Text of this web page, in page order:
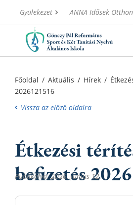
Gyülekezet ANNA Idősek
Aktuális
Iskolánk
Információk
Oktatás
Főoldal / Aktuális / Hírek /
2026121516
Vissza az előző oldalra
Étkezési
befizetés
Publikálva: 2026. június 12.